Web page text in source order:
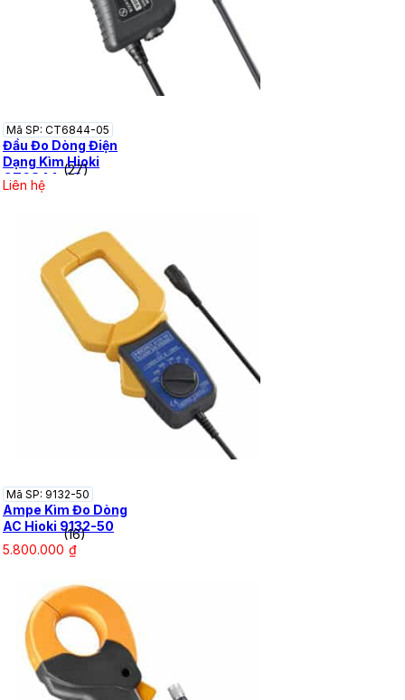
Mã SP: CT6844-05
Đầu Đo Dòng Điện
Dạng Kìm Hioki
CT6844-05
(27)
Liên hệ
Mã SP: 9132-50
Ampe Kìm Đo Dòng
AC Hioki 9132-50
(16)
5.800.000 ₫